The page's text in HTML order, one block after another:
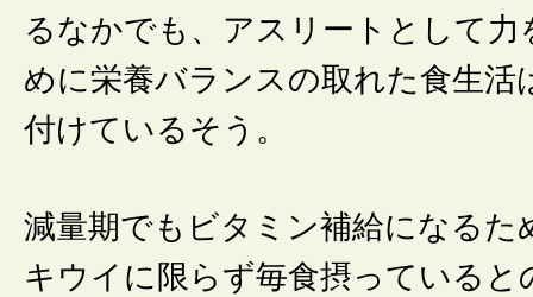
るなかでも、アスリートとして力
めに栄養バランスの取れた食生活
付けているそう。
減量期でもビタミン補給になるた
キウイに限らず毎食摂っていると